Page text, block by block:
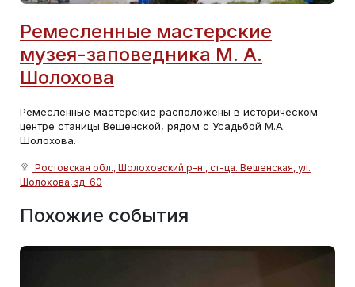
Ремесленные мастерские
музея-заповедника М. А.
Шолохова
Ремесленные мастерские расположены в историческом
центре станицы Вешенской, рядом с Усадьбой М.А.
Шолохова.
Ростовская обл., Шолоховский р-н., ст-ца. Вешенская, ул.
Шолохова, зд. 60
Похожие события